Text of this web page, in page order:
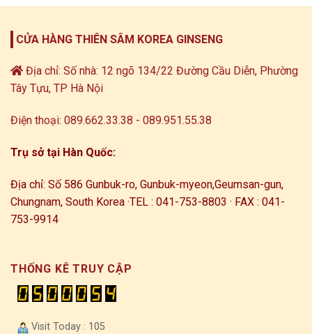
CỬA HÀNG THIÊN SÂM KOREA GINSENG
Địa chỉ: Số nhà: 12 ngõ 134/22 Đường Cầu Diễn, Phường
Tây Tựu, TP Hà Nội
Điện thoại: 089.662.33.38 - 089.951.55.38
Trụ sở tại Hàn Quốc:
Địa chỉ: Số 586 Gunbuk-ro, Gunbuk-myeon,Geumsan-gun,
Chungnam, South Korea ·TEL : 041-753-8803 · FAX : 041-
753-9914
THỐNG KÊ TRUY CẬP
Visit Today : 105